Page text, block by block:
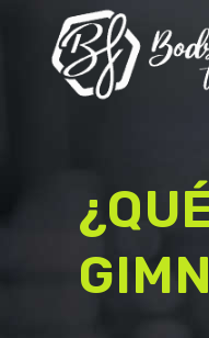
GAP
GLOBAL TRAINING
KARATE